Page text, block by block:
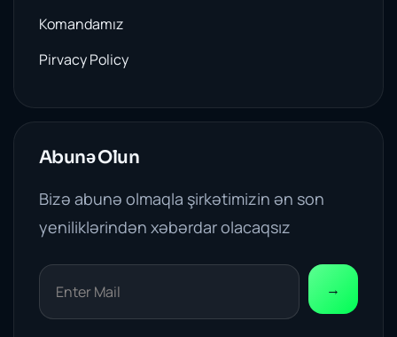
Komandamız
Pirvacy Policy
Abunə Olun
Bizə abunə olmaqla şirkətimizin ən son
yeniliklərindən xəbərdar olacaqsız
→